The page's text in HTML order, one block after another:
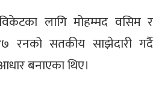
लागि मोहम्मद वसिम र
रनको सतकीय साझेदारी गर्दै
बनाएका थिए।